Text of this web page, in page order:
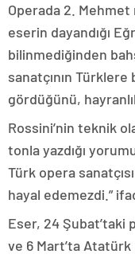
Operada 2.
eserin dayandığı
bilinmediğinden
sanatçının
gördüğünü,
Rossini’nin teknik
tonla yazdığı
Türk opera
hayal edemezdi.”
Eser, 24 Şubat’taki
ve 6 Mart’ta